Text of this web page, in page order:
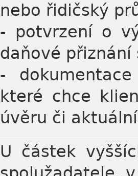
nebo řidičský
- potvrzení o
daňové
-
které chce
úvěru či
U částek